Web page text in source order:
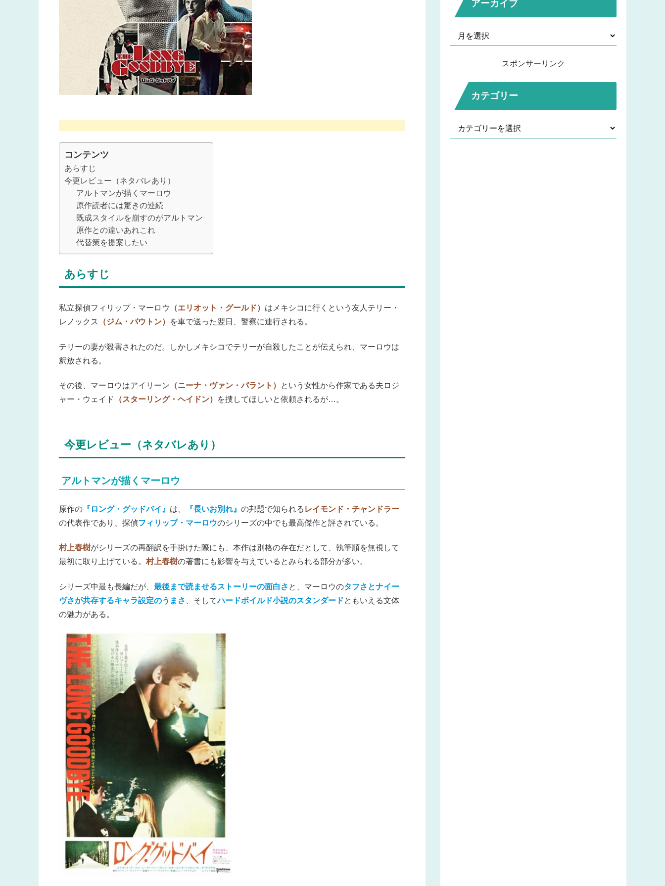
コンテンツ
あらすじ
今更レビュー（ネタバレあり）
アルトマンが描くマーロウ
原作読者には驚きの連続
既成スタイルを崩すのがアルトマン
原作との違いあれこれ
代替策を提案したい
あらすじ
私立探偵フィリップ・マーロウ （エリオット・グールド） はメキシコに行くという友人テリー・
レノックス
（ジム・バウトン） を車で送った翌日、警察に連行される。
テリーの妻が殺害されたのだ。しかしメキシコでテリーが自殺したことが伝えられ、マーロウは
釈放される。
その後、マーロウはアイリーン （ニーナ・ヴァン・パラント）
という女性から作家である夫ロジ
ャー・ウェイド
（スターリング・ヘイドン） を捜してほしいと依頼されるが…。
今更レビュー（ネタバレあり）
アルトマンが描くマーロウ
原作の 『ロング・グッドバイ』 は、 『長いお別れ』 の邦題で知られる レイモンド・チャンドラー
の代表作であり、探偵フィリップ・マーロウのシリーズの中でも最高傑作と評されている。
村上春樹がシリーズの再翻訳を手掛けた際にも、本作は別格の存在だとして、執筆順を無視して
最初に取り上げている。 村上春樹の著書にも影響を与えているとみられる部分が多い。
シリーズ中最も長編だが、 最後まで読ませるストーリーの面白さ と、マーロウのタフさとナイー
ヴさが共存するキャラ設定のうまさ
、そしてハードボイルド小説のスタンダードともいえる文体
の魅力がある。
アーカイブ
スポンサーリンク
カテゴリー